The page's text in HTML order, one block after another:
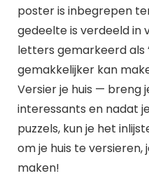
poster is inbegrepen
gedeelte is verdeeld in
letters gemarkeerd als
gemakkelijker kan
Versier je huis — breng
interessants en nadat
puzzels, kun je het
om je huis te
maken!